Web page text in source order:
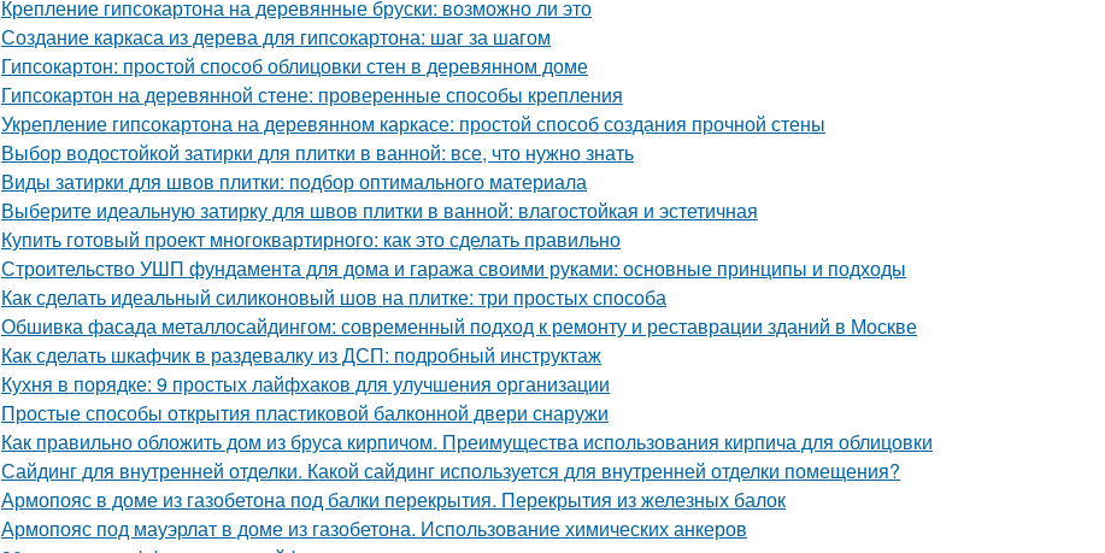
Крепление гипсокартона на деревянные бруски: возможно ли это
Создание каркаса из дерева для гипсокартона: шаг за шагом
Гипсокартон: простой способ облицовки стен в деревянном доме
Гипсокартон на деревянной стене: проверенные способы крепления
Укрепление гипсокартона на деревянном каркасе: простой способ создания прочной стены
Выбор водостойкой затирки для плитки в ванной: все, что нужно знать
Виды затирки для швов плитки: подбор оптимального материала
Выберите идеальную затирку для швов плитки в ванной: влагостойкая и эстетичная
Купить готовый проект многоквартирного: как это сделать правильно
Строительство УШП фундамента для дома и гаража своими руками: основные принципы и подходы
Как сделать идеальный силиконовый шов на плитке: три простых способа
Обшивка фасада металлосайдингом: современный подход к ремонту и реставрации зданий в Москве
Как сделать шкафчик в раздевалку из ДСП: подробный инструктаж
Кухня в порядке: 9 простых лайфхаков для улучшения организации
Простые способы открытия пластиковой балконной двери снаружи
Как правильно обложить дом из бруса кирпичом. Преимущества использования кирпича для облицовки
Сайдинг для внутренней отделки. Какой сайдинг используется для внутренней отделки помещения?
Армопояс в доме из газобетона под балки перекрытия. Перекрытия из железных балок
Армопояс под мауэрлат в доме из газобетона. Использование химических анкеров